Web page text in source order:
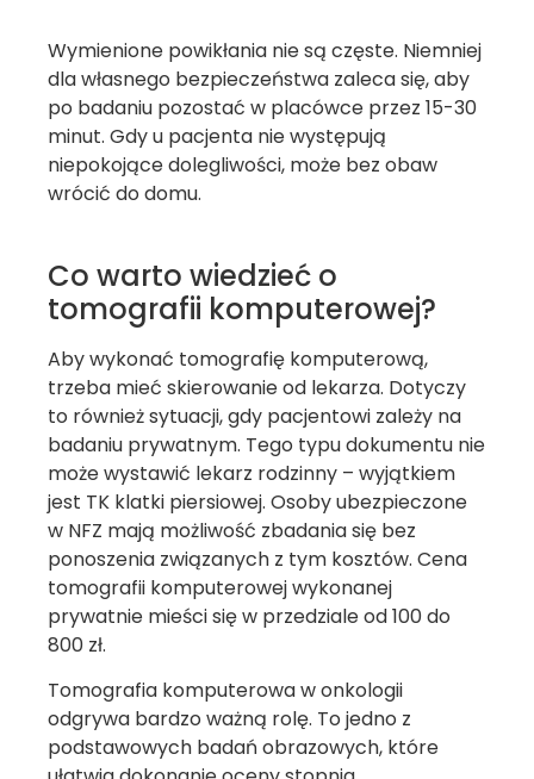
Wymienione powikłania nie są częste. Niemniej
dla własnego bezpieczeństwa zaleca się, aby
po badaniu pozostać w placówce przez 15-30
minut. Gdy u pacjenta nie występują
niepokojące dolegliwości, może bez obaw
wrócić do domu.
Co warto wiedzieć o
tomografii komputerowej?
Aby wykonać tomografię komputerową,
trzeba mieć skierowanie od lekarza. Dotyczy
to również sytuacji, gdy pacjentowi zależy na
badaniu prywatnym. Tego typu dokumentu nie
może wystawić lekarz rodzinny – wyjątkiem
jest TK klatki piersiowej. Osoby ubezpieczone
w NFZ mają możliwość zbadania się bez
ponoszenia związanych z tym kosztów. Cena
tomografii komputerowej wykonanej
prywatnie mieści się w przedziale od 100 do
800 zł.
Tomografia komputerowa w onkologii
odgrywa bardzo ważną rolę. To jedno z
podstawowych badań obrazowych, które